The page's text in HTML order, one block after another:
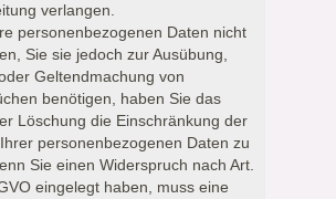
verlangen.
personenbezogenen Daten nicht
Sie sie jedoch zur Ausübung,
Geltendmachung von
benötigen, haben Sie das
Löschung die Einschränkung der
personenbezogenen Daten zu
Sie einen Widerspruch nach Art.
eingelegt haben, muss eine